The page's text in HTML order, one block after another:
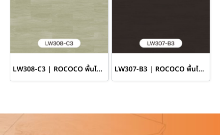
LW308-C3 | ROCOCO พื้นไวนิล LVT หนา 3.3 มม. รุ่น RIVIERA LW307-B3 | ROCOCO พื้นไวนิล LVT หนา 3.3 มม. รุ่น RIVIERA